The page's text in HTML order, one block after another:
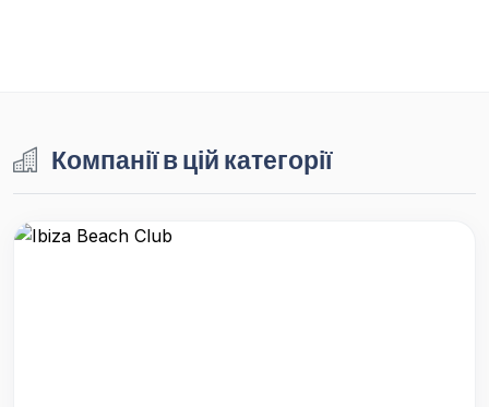
Компанії в цій категорії